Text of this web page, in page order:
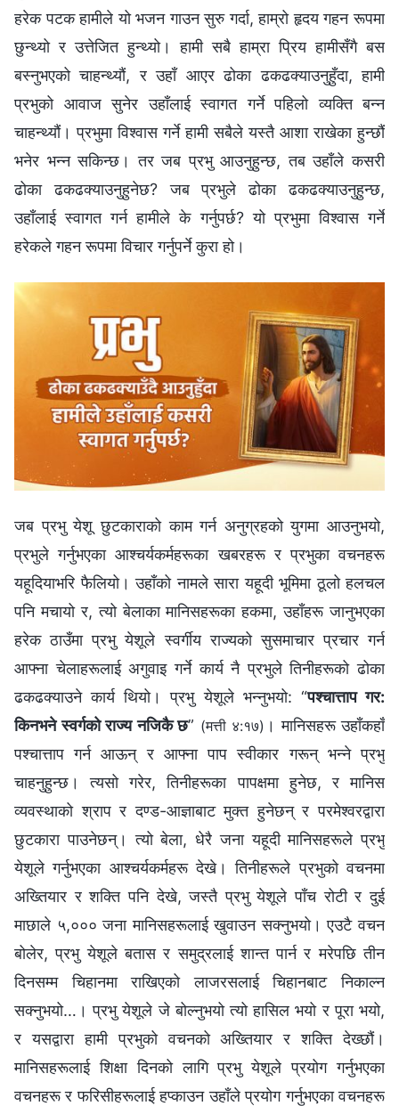
हरेक पटक हामीले यो भजन गाउन सुरु गर्दा, हाम्रो हृदय गहन रूपमा
छुन्थ्यो र उत्तेजित हुन्थ्यो। हामी सबै हाम्रा प्रिय हामीसँगै बस
बस्‍नुभएको चाहन्थ्यौं, र उहाँ आएर ढोका ढकढक्याउनुहुँदा, हामी
प्रभुको आवाज सुनेर उहाँलाई स्वागत गर्ने पहिलो व्यक्ति बन्‍न
चाहन्थ्यौं। प्रभुमा विश्‍वास गर्ने हामी सबैले यस्तै आशा राखेका हुन्छौं
भनेर भन्‍न सकिन्छ। तर जब प्रभु आउनुहुन्छ, तब उहाँले कसरी
ढोका ढकढक्याउनुहुनेछ? जब प्रभुले ढोका ढकढक्याउनुहुन्छ,
उहाँलाई स्वागत गर्न हामीले के गर्नुपर्छ? यो प्रभुमा विश्‍वास गर्ने
हरेकले गहन रूपमा विचार गर्नुपर्ने कुरा हो।
जब प्रभु येशू छुटकाराको काम गर्न अनुग्रहको युगमा आउनुभयो,
प्रभुले गर्नुभएका आश्‍चर्यकर्महरूका खबरहरू र प्रभुका वचनहरू
यहूदियाभरि फैलियो। उहाँको नामले सारा यहूदी भूमिमा ठूलो हलचल
पनि मचायो र, त्यो बेलाका मानिसहरूका हकमा, उहाँहरू जानुभएका
हरेक ठाउँमा प्रभु येशूले स्वर्गीय राज्यको सुसमाचार प्रचार गर्न
आफ्‍ना चेलाहरूलाई अगुवाइ गर्ने कार्य नै प्रभुले तिनीहरूको ढोका
ढकढक्याउने कार्य थियो। प्रभु येशूले भन्‍नुभयो: “पश्‍चात्ताप गर:
किनभने स्वर्गको राज्य नजिकै छ” (मत्ती ४:१७) । मानिसहरू उहाँकहाँ
पश्‍चात्ताप गर्न आऊन् र आफ्‍ना पाप स्वीकार गरून् भन्‍ने प्रभु
चाहनुहुन्छ। त्यसो गरेर, तिनीहरूका पापक्षमा हुनेछ, र मानिस
व्यवस्थाको श्राप र दण्ड-आज्ञाबाट मुक्त हुनेछन् र परमेश्‍वरद्वारा
छुटकारा पाउनेछन्। त्यो बेला, धेरै जना यहूदी मानिसहरूले प्रभु
येशूले गर्नुभएका आश्‍चर्यकर्महरू देखे। तिनीहरूले प्रभुको वचनमा
अख्‍तियार र शक्ति पनि देखे, जस्तै प्रभु येशूले पाँच रोटी र दुई
माछाले ५,००० जना मानिसहरूलाई खुवाउन सक्‍नुभयो। एउटै वचन
बोलेर, प्रभु येशूले बतास र समुद्रलाई शान्त पार्न र मरेपछि तीन
दिनसम्‍म चिहानमा राखिएको लाजरसलाई चिहानबाट निकाल्‍न
सक्‍नुभयो…। प्रभु येशूले जे बोल्‍नुभयो त्यो हासिल भयो र पूरा भयो,
र यसद्वारा हामी प्रभुको वचनको अख्‍तियार र शक्ति देख्छौं।
मानिसहरूलाई शिक्षा दिनको लागि प्रभु येशूले प्रयोग गर्नुभएका
वचनहरू र फरिसीहरूलाई हप्काउन उहाँले प्रयोग गर्नुभएका वचनहरू